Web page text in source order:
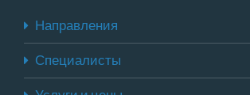
Направления
Специалисты